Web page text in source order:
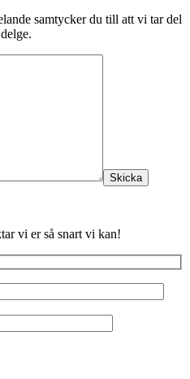
samtycker du till att vi tar del
Skicka
vi er så snart vi kan!